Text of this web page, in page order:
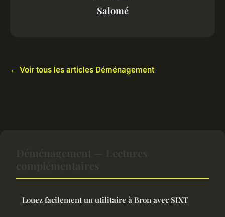
Salomé
← Voir tous les articles Déménagement
Louez facilement un utilitaire à Bron avec SIXT